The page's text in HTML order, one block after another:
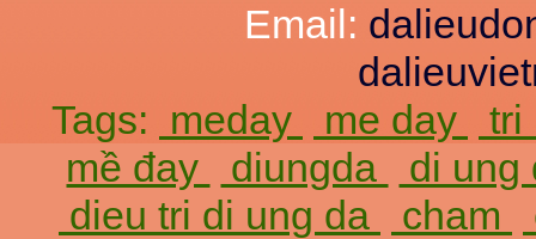
Email:
Tags: meday me day
tri
mề đay
diungda
di
dieu tri di ung da
cham